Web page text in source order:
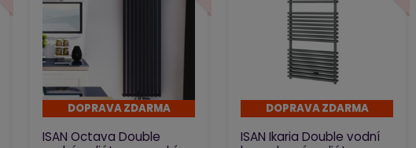
DOPRAVA ZDARMA
ISAN Octava Double
DOPRAVA ZDARMA
ISAN Ikaria Double vodní